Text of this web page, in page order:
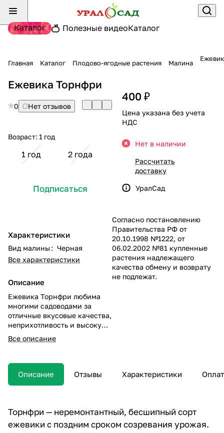
Каталог Полезные видеоКаталог
Главная Каталог Плодово-ягодные растения Малина
Ежевика Торнфри
0 Нет отзывов
Возраст: 1 год
1 год 2 года
Подписаться
Характеристики
Вид малины : Черная
Все характеристики
Описание
Ежевика Торнфри любима
многими садоводами за
отличные вкусовые качества,
неприхотливость и высокую
урожайность. Этот сорт
выращивают и на дачных
угодьях.
Все описание
400 ₽
Цена указана без учета
НДС
Нет в наличии
Рассчитать
доставку
УралСад
Согласно постановлению
Правительства РФ от
20.10.1998 №1222, от
06.02.2002 №81 купленные
растения надлежащего
качества обмену и возврату
не подлежат.
Описание Отзывы Характеристики
Торнфри — неремонтантный, бесшипный сорт
ежевики с поздним сроком созревания урожая.